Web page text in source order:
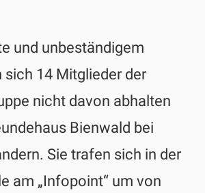
und unbeständigem
sich 14 Mitglieder der
nicht davon abhalten
Bienwald bei
Sie trafen sich in der
am „Infopoint“ um von